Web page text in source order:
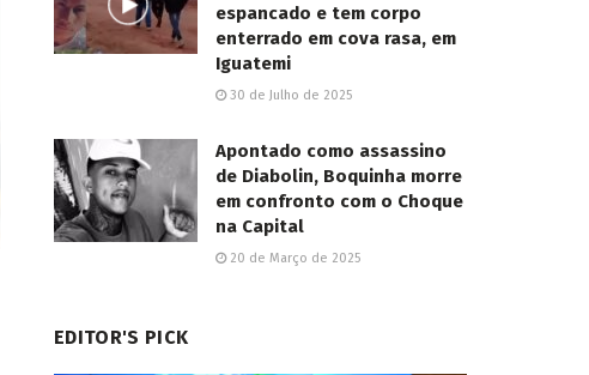
espancado e tem corpo
enterrado em cova rasa, em
Iguatemi
30 de Julho de 2025
Apontado como assassino
de Diabolin, Boquinha morre
em confronto com o Choque
na Capital
20 de Março de 2025
EDITOR'S PICK